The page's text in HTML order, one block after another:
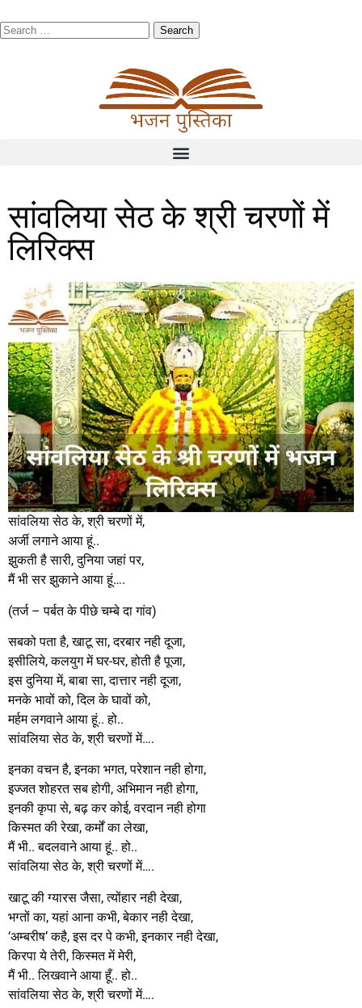
सांवलिया सेठ के श्री चरणों में
लिरिक्स
सांवलिया सेठ के, श्री चरणों में,
अर्जी लगाने आया हूं..
झुकती है सारी, दुनिया जहां पर,
मैं भी सर झुकाने आया हूं….
(तर्ज – पर्बत के पीछे चम्बे दा गांव)
सबको पता है, खाटू सा, दरबार नही दूजा,
इसीलिये, कलयुग में घर-घर, होती है पूजा,
इस दुनिया में, बाबा सा, दात्तार नही दूजा,
मनके भावों को, दिल के घावों को,
मर्हम लगवाने आया हूं.. हो..
सांवलिया सेठ के, श्री चरणों में….
इनका वचन है, इनका भगत, परेशान नही होगा,
इज्जत शोहरत सब होगी, अभिमान नही होगा,
इनकी कृपा से, बढ़ कर कोई, वरदान नही होगा
किस्मत की रेखा, कर्मों का लेखा,
मैं भी.. बदलवाने आया हूं.. हो..
सांवलिया सेठ के, श्री चरणों में….
खाटू की ग्यारस जैसा, त्योंहार नही देखा,
भग्तों का, यहां आना कभी, बेकार नही देखा,
‘अम्बरीष’ कहै, इस दर पे कभी, इनकार नही देखा,
किरपा ये तेरी, किस्मत में मेरी,
मैं भी.. लिखवाने आया हूँ.. हो..
सांवलिया सेठ के, श्री चरणों में….